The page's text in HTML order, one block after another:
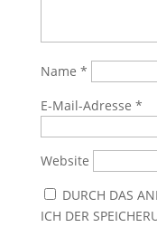
Name *
E-Mail-Adresse *
Website
DURCH DAS
ICH DER